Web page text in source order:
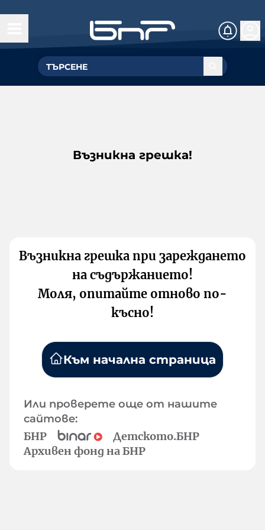
Възникна грешка!
Възникна грешка при зареждането
на съдържанието!
Моля, опитайте отново по-
късно!
Към начална страница
Или проверете още от нашите
сайтове:
БНР
Детското.БНР
Архивен фонд на БНР